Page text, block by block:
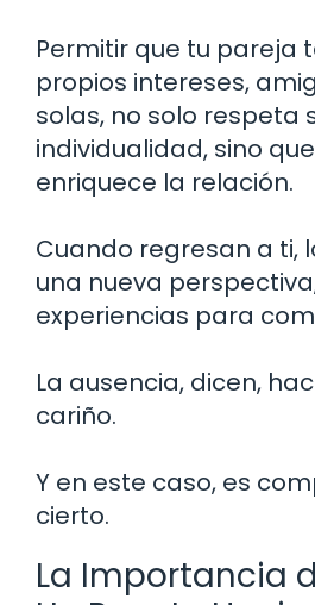
Permitir que tu pareja
propios intereses,
solas, no solo respeta
individualidad, sino
enriquece la relación.
Cuando regresan a ti,
una nueva
experiencias para
La ausencia, dicen,
cariño.
Y en este caso, es
cierto.
La Importancia